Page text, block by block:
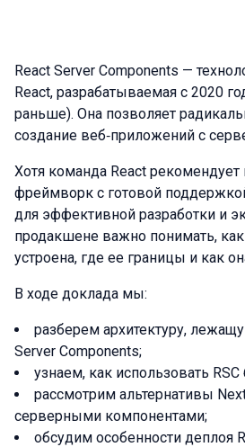
React Server Components —
React, разрабатываемая с 2020
раньше). Она позволяет
создание веб‑приложений с
Хотя команда React рекомендует
фреймворк с готовой
для эффективной разработки и
продакшене важно понимать, как
устроена, где ее границы и как
В ходе доклада мы:
разберем архитектуру,
Server Components;
узнаем, как использовать RSC
рассмотрим альтернативы
серверными компонентами;
обсудим особенности деплоя